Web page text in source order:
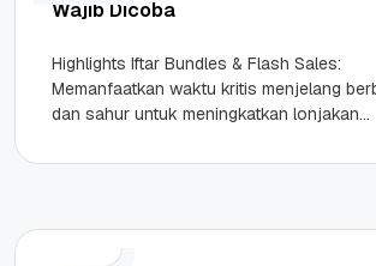
Wajib Dicoba
Highlights Iftar Bundles & Flash Sales:
Memanfaatkan waktu kritis menjelang
dan sahur untuk meningkatkan lonjakan
Strategi User Generated...